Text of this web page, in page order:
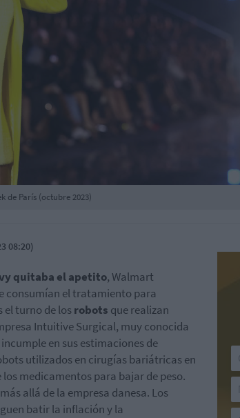
de París (octubre 2023)
08:20)
quitaba el apetito, Walmart
consumían el tratamiento para
el turno de losrobots que realizan
Intuitive Surgical, muy conocida
incumple en sus estimaciones de
utilizados en cirugías bariátricas en
medicamentos para bajar de peso.
allá de la empresa danesa. Los
batir la inflación y la